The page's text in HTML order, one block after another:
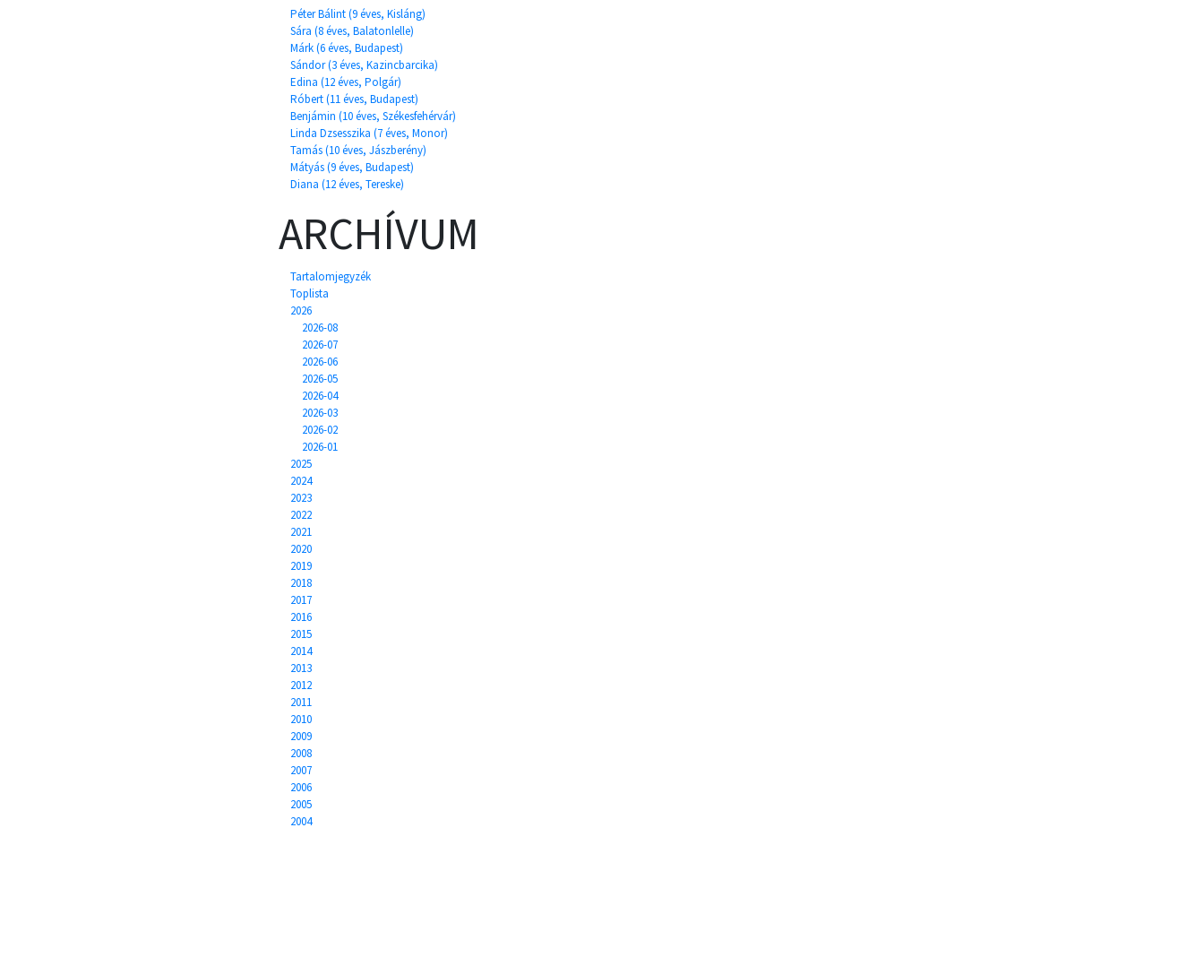
Péter Bálint (9 éves, Kisláng)
Sára (8 éves, Balatonlelle)
Márk (6 éves, Budapest)
Sándor (3 éves, Kazincbarcika)
Edina (12 éves, Polgár)
Róbert (11 éves, Budapest)
Benjámin (10 éves, Székesfehérvár)
Linda Dzsesszika (7 éves, Monor)
Tamás (10 éves, Jászberény)
Mátyás (9 éves, Budapest)
Diana (12 éves, Tereske)
ARCHÍVUM
Tartalomjegyzék
Toplista
2026
2026-08
2026-07
2026-06
2026-05
2026-04
2026-03
2026-02
2026-01
2025
2024
2023
2022
2021
2020
2019
2018
2017
2016
2015
2014
2013
2012
2011
2010
2009
2008
2007
2006
2005
2004